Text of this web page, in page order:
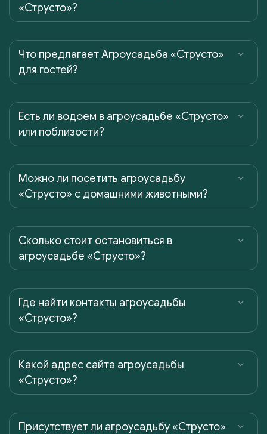
«Струсто»?
Что предлагает Агроусадьба «Струсто»
для гостей?
Есть ли водоем в агроусадьбе «Струсто»
или поблизости?
Можно ли посетить агроусадьбу
«Струсто» с домашними животными?
Сколько стоит остановиться в
агроусадьбе «Струсто»?
Где найти контакты агроусадьбы
«Струсто»?
Какой адрес сайта агроусадьбы
«Струсто»?
Присутствует ли агроусадьбу «Струсто»